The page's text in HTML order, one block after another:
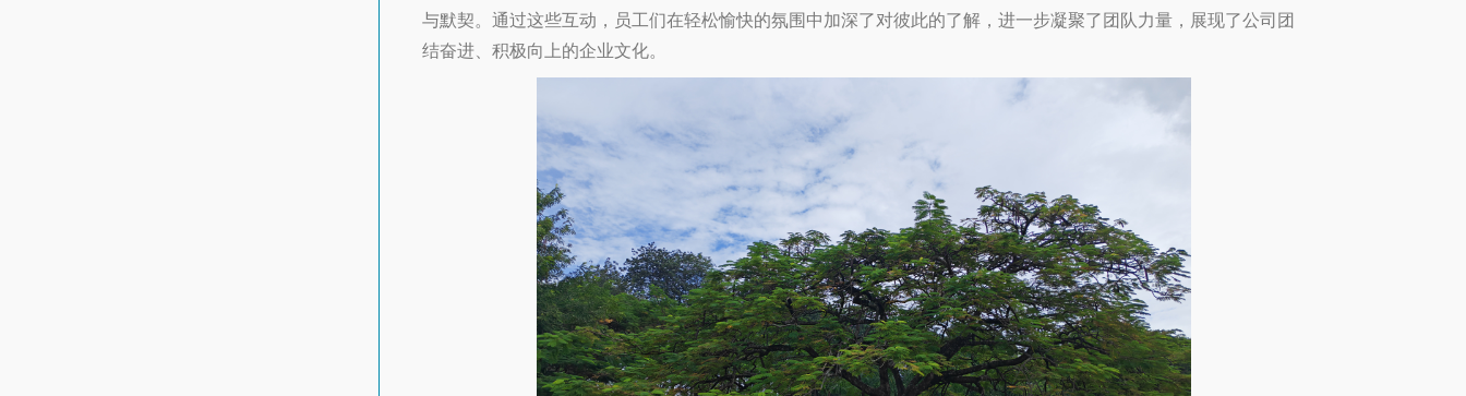
与默契。通过这些互动，员工们在轻松愉快的氛围中加深了对彼此的了解，进一步凝聚了团队力量，展现了公司团
结奋进、积极向上的企业文化。